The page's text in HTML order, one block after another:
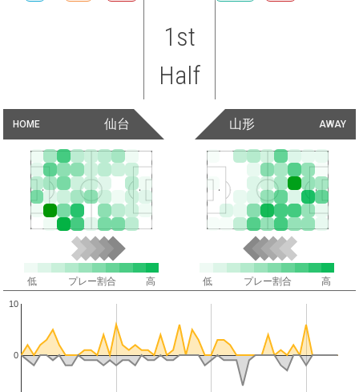
1st
Half
HOME 仙台 AWAY
山形
低 プレー割合 高 低 プレー割合 高
0
10